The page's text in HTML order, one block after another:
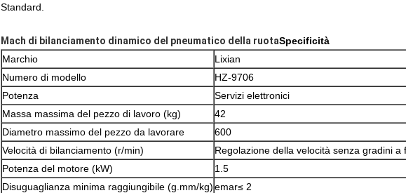
Standard.
Mach di bilanciamento dinamico del pneumatico della ruotaSpecificità
Marchio
Lixian
Numero di modello
HZ-9706
Potenza
Servizi elettronici
Massa massima del pezzo di lavoro (kg)
42
Diametro massimo del pezzo da lavorare
600
Velocità di bilanciamento (r/min)
Regolazione della velocità senza gradini a
Potenza del motore (kW)
1.5
Disuguaglianza minima raggiungibile (g.mm/kg)emar≤ 2